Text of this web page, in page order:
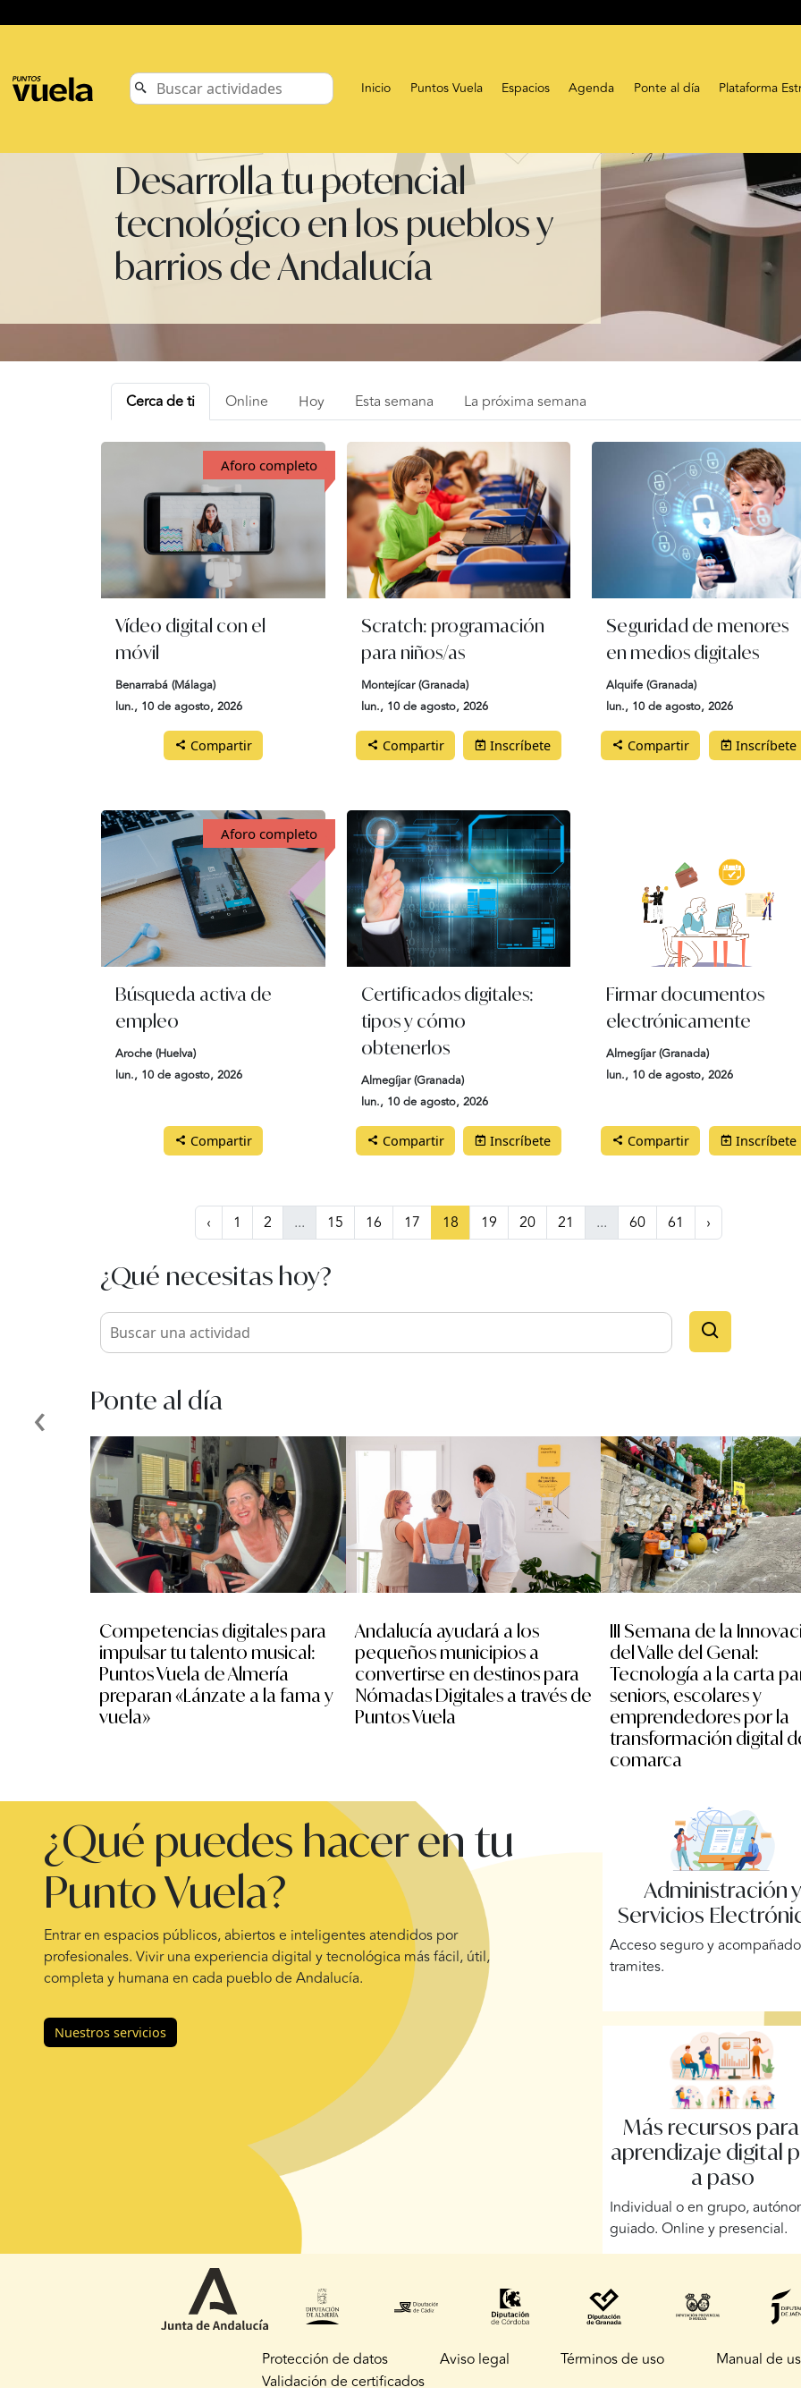
Inicio Puntos Vuela Espacios Agenda Ponte al día Plataforma
Desarrolla tu potencial
tecnológico en los pueblos y
barrios de Andalucía
Cerca de ti Online Hoy Esta semana La próxima semana
Aforo completo
Vídeo digital con el
móvil
Benarrabá (Málaga)
lun., 10 de agosto, 2026
Compartir
Scratch: programación
para niños/as
Montejícar (Granada)
lun., 10 de agosto, 2026
Compartir Inscríbete
Seguridad de menores
en medios digitales
Alquife (Granada)
lun., 10 de agosto, 2026
Compartir Inscríbete
Aforo completo
Búsqueda activa de
empleo
Aroche (Huelva)
lun., 10 de agosto, 2026
Compartir
Certificados digitales:
tipos y cómo
obtenerlos
Almegíjar (Granada)
lun., 10 de agosto, 2026
Compartir Inscríbete
Firmar documentos
electrónicamente
Almegíjar (Granada)
lun., 10 de agosto, 2026
Compartir Inscríbete
‹ 1 2 ... 15 16 17 18 19 20 21 ... 60 61 ›
¿Qué necesitas hoy?
Ponte al día
‹
Competencias digitales para
impulsar tu talento musical:
Puntos Vuela de Almería
preparan «Lánzate a la fama y
vuela»
Andalucía ayudará a los
pequeños municipios a
convertirse en destinos para
Nómadas Digitales a través de
Puntos Vuela
III Semana de la
del Valle del Genal:
Tecnología a la carta
seniors, escolares y
emprendedores por la
transformación digital
comarca
¿Qué puedes hacer en tu
Punto Vuela?
Entrar en espacios públicos, abiertos e inteligentes atendidos por
profesionales. Vivir una experiencia digital y tecnológica más fácil, útil,
completa y humana en cada pueblo de Andalucía.
Nuestros servicios
Administración
Servicios
Acceso seguro y
tramites.
Más recursos
aprendizaje digital
a paso
Individual o en grupo,
guiado. Online y presencial.
Protección de datos Aviso legal Términos de uso
Manual de
Validación de certificados